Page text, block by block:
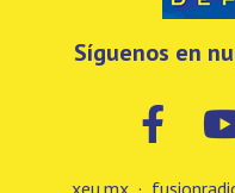
Síguenos en
xeu.mx ·